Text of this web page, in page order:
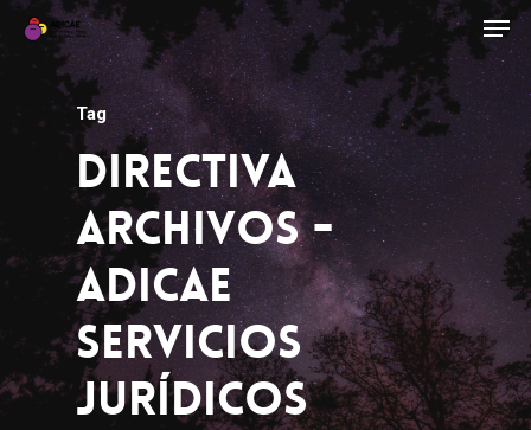
Tag
Directiva
Archivos -
ADICAE
Servicios
Jurídicos